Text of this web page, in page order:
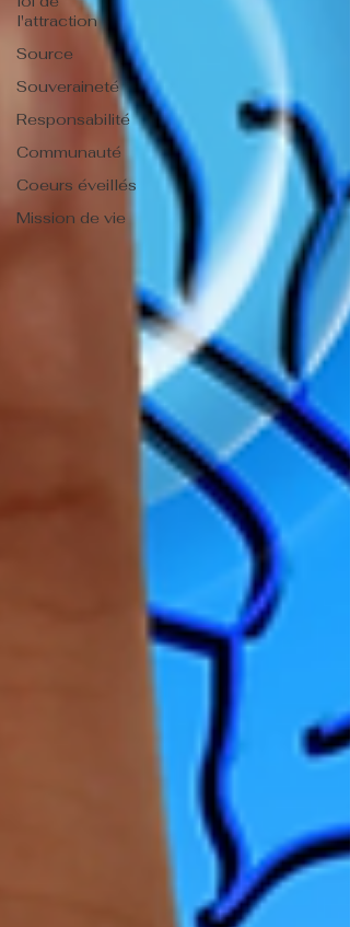
l'attraction
Source
Souveraineté
Responsabilité
Communauté
Coeurs éveillés
Mission de vie